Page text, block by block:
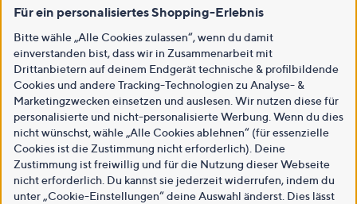
Für ein personalisiertes Shopping-Erlebnis
Bitte wähle „Alle Cookies zulassen“, wenn du damit
einverstanden bist, dass wir in Zusammenarbeit mit
Drittanbietern auf deinem Endgerät technische & profilbildende
Cookies und andere Tracking-Technologien zu Analyse- &
Marketingzwecken einsetzen und auslesen. Wir nutzen diese für
personalisierte und nicht-personalisierte Werbung. Wenn du dies
nicht wünschst, wähle „Alle Cookies ablehnen“ (für essenzielle
Cookies ist die Zustimmung nicht erforderlich). Deine
Zustimmung ist freiwillig und für die Nutzung dieser Webseite
nicht erforderlich. Du kannst sie jederzeit widerrufen, indem du
unter „Cookie-Einstellungen“ deine Auswahl änderst. Dies lässt